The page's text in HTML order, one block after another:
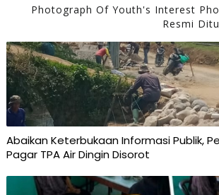
Photograph Of Youth's Interest
Resmi
Abaikan Keterbukaan Informasi Publik,
Pagar TPA Air Dingin Disorot